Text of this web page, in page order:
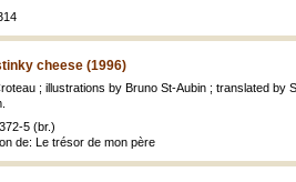
cheese (1996)
; illustrations by Bruno St-Aubin ; translated by
5 (br.)
de: Le trésor de mon père